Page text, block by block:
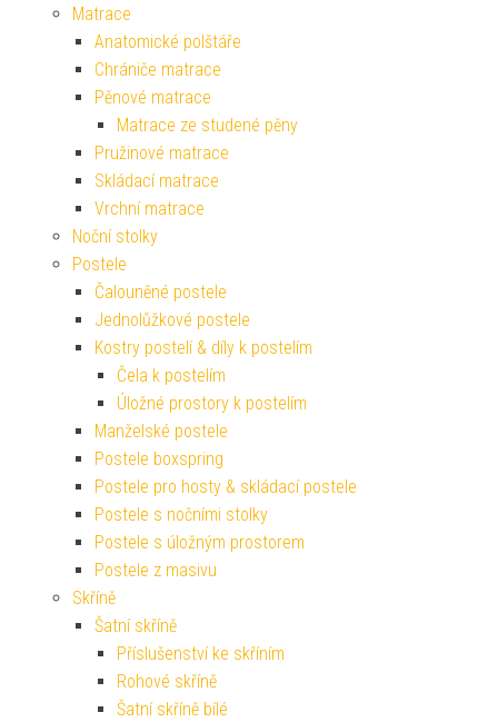
Matrace
Anatomické polštáře
Chrániče matrace
Pěnové matrace
Matrace ze studené pěny
Pružinové matrace
Skládací matrace
Vrchní matrace
Noční stolky
Postele
Čalouněné postele
Jednolůžkové postele
Kostry postelí & díly k postelím
Čela k postelím
Úložné prostory k postelím
Manželské postele
Postele boxspring
Postele pro hosty & skládací postele
Postele s nočními stolky
Postele s úložným prostorem
Postele z masivu
Skříně
Šatní skříně
Příslušenství ke skříním
Rohové skříně
Šatní skříně bílé